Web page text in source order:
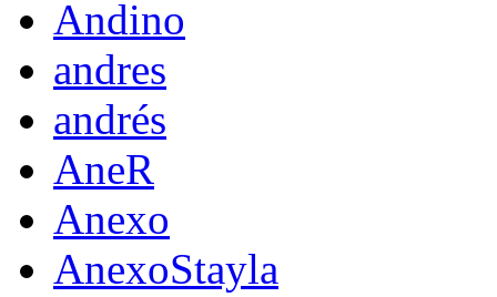
Andino
andres
andrés
AneR
Anexo
AnexoStayla